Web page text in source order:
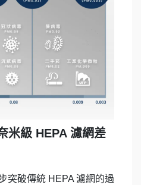
米級 HEPA 濾網差
突破傳統 HEPA 濾網的過